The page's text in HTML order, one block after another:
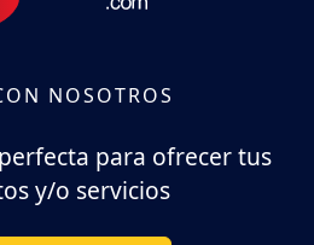
NOSOTROS
para ofrecer tus
y/o servicios